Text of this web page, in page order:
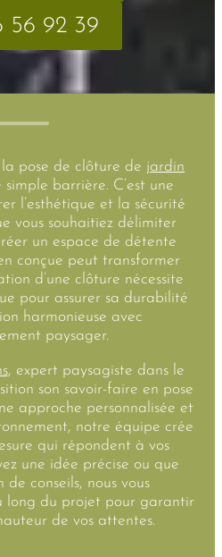
56 92 39
pose de clôture de jardin
simple barrière. C’est une
l’esthétique et la sécurité
vous souhaitiez délimiter
un espace de détente
conçue peut transformer
d’une clôture nécessite
pour assurer sa durabilité
harmonieuse avec
paysager.
, expert paysagiste dans le
son savoir-faire en pose
approche personnalisée et
notre équipe crée
qui répondent à vos
une idée précise ou que
de conseils, nous vous
long du projet pour garantir
de vos attentes.